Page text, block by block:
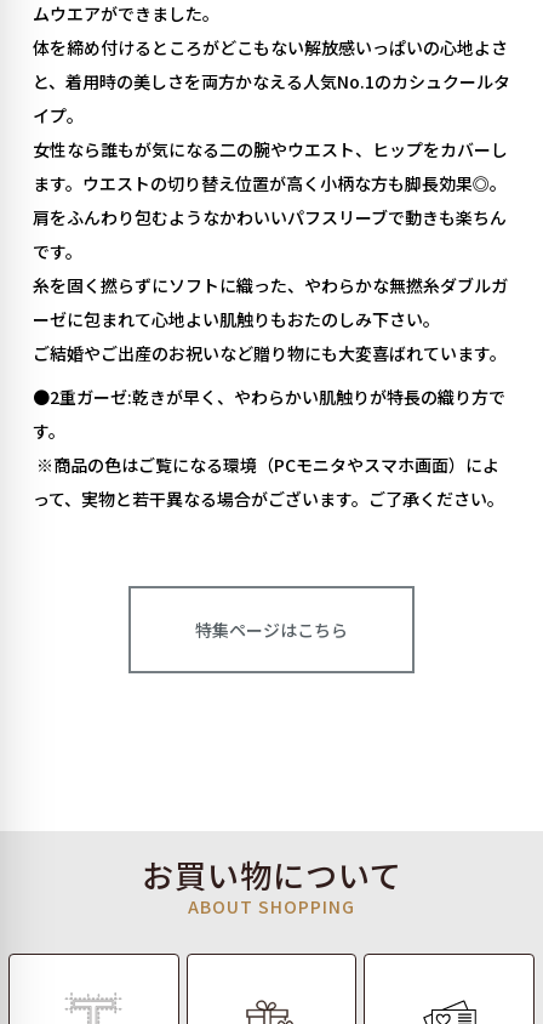
ムウエアができました。
体を締め付けるところがどこもない解放感いっぱいの心地よさ
と、着用時の美しさを両方かなえる人気No.1のカシュクールタ
イプ。
女性なら誰もが気になる二の腕やウエスト、ヒップをカバーし
ます。ウエストの切り替え位置が高く小柄な方も脚長効果◎。
肩をふんわり包むようなかわいいパフスリーブで動きも楽ちん
です。
糸を固く撚らずにソフトに織った、やわらかな無撚糸ダブルガ
ーゼに包まれて心地よい肌触りもおたのしみ下さい。
ご結婚やご出産のお祝いなど贈り物にも大変喜ばれています。
●2重ガーゼ:乾きが早く、やわらかい肌触りが特長の織り方で
す。
※商品の色はご覧になる環境（PCモニタやスマホ画面）によ
って、実物と若干異なる場合がございます。ご了承ください。
特集ページはこちら
お買い物について
ABOUT SHOPPING